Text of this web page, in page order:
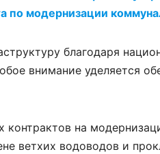
по модернизации
благодаря
внимание уделяется
на
ветхих водоводов и